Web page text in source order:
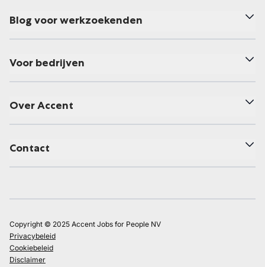
Blog voor werkzoekenden
Voor bedrijven
Over Accent
Contact
Copyright © 2025 Accent Jobs for People NV
Privacybeleid
Cookiebeleid
Disclaimer